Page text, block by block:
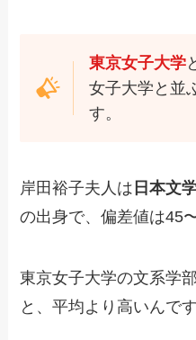
東京女子大学
女子大学と並
す。
岸田裕子夫人は 日本文
の出身で、偏差値は45
東京女子大学の文系学
と、平均より高いんです